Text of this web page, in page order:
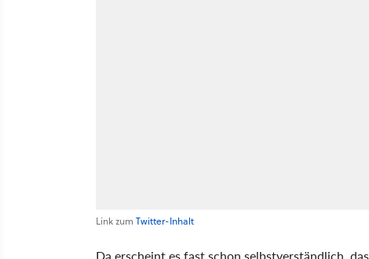
Link zum Twitter-Inhalt
Da erscheint es fast schon selbstverständlich,